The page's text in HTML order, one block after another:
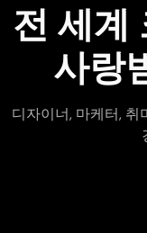
전 세계
사랑
디자이너, 마케터,